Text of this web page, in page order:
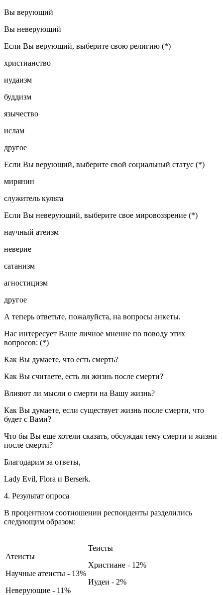
Вы верующий
Вы неверующий
Если Вы верующий, выберите свою религию (*)
христианство
иудаизм
буддизм
язычество
ислам
другое
Если Вы верующий, выберите свой социальный статус (*)
мирянин
служитель культа
Если Вы неверующий, выберите свое мировоззрение (*)
научный атеизм
неверие
сатанизм
агностицизм
другое
А теперь ответьте, пожалуйста, на вопросы анкеты.
Нас интересует Ваше личное мнение по поводу этих
вопросов: (*)
Как Вы думаете, что есть смерть?
Как Вы считаете, есть ли жизнь после смерти?
Влияют ли мысли о смерти на Вашу жизнь?
Как Вы думаете, если существует жизнь после смерти, что
будет с Вами?
Что бы Вы еще хотели сказать, обсуждая тему смерти и жизни
после смерти?
Благодарим за ответы,
Lady Evil, Flora и Berserk.
4. Результат опроса
В процентном соотношении респонденты разделились
следующим образом:
Атеисты
Научные атеисты - 13%
Неверующие - 11%
Теисты
Христиане - 12%
Иудеи - 2%